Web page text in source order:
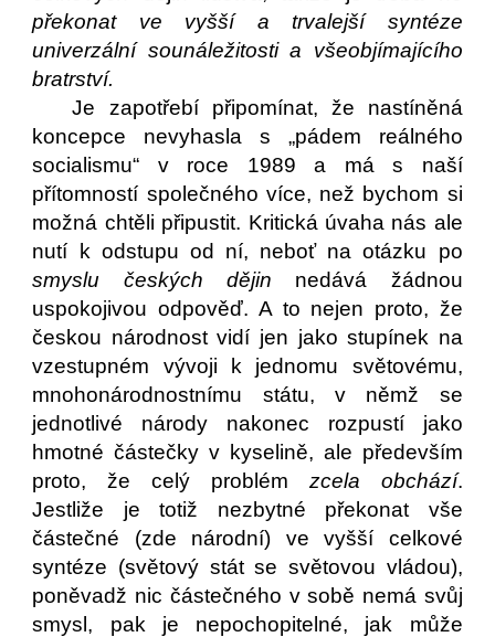
překonat ve vyšší a trvalejší syntéze
univerzální sounáležitosti a všeobjímajícího
bratrství.
Je zapotřebí připomínat, že nastíněná
koncepce nevyhasla s „pádem reálného
socialismu“ v roce 1989 a má s naší
přítomností společného více, než bychom si
možná chtěli připustit. Kritická úvaha nás ale
nutí k odstupu od ní, neboť na otázku po
smyslu českých dějin nedává žádnou
uspokojivou odpověď. A to nejen proto, že
českou národnost vidí jen jako stupínek na
vzestupném vývoji k jednomu světovému,
mnohonárodnostnímu státu, v němž se
jednotlivé národy nakonec rozpustí jako
hmotné částečky v kyselině, ale především
proto, že celý problém zcela obchází.
Jestliže je totiž nezbytné překonat vše
částečné (zde národní) ve vyšší celkové
syntéze (světový stát se světovou vládou),
poněvadž nic částečného v sobě nemá svůj
smysl, pak je nepochopitelné, jak může